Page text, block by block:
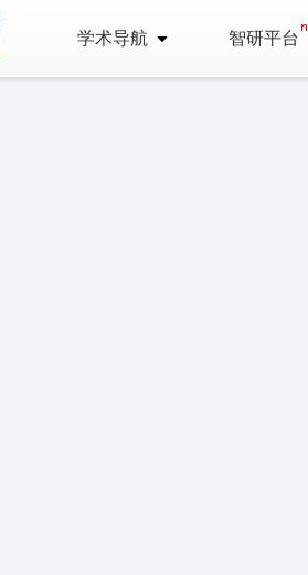
学术导航 智研平台